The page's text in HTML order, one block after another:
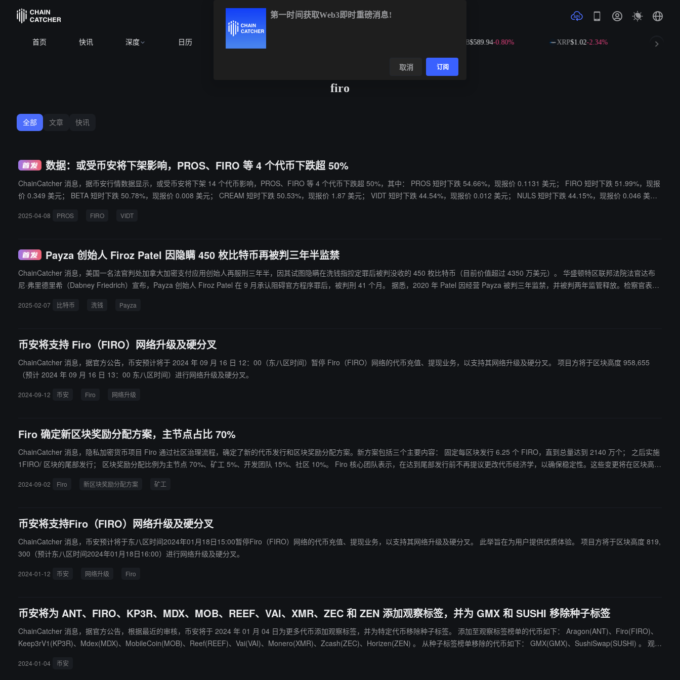
首页 快讯 深度 日历 $589.94 -0.80% XRP$1.02 -2.34% SOL
firo
全部 文章 快讯
数据：或受币安将下架影响，PROS、FIRO 等 4 个代币下跌超 50%
ChainCatcher 消息，据币安行情数据显示，或受币安将下架 14 个代币影响，PROS、FIRO 等 4 个代币下跌超 50%，其中： PROS 短时下跌 54.66%，现报价 0.1131 美元； FIRO 短时下跌 51.99%，现报
价 0.349 美元； BETA 短时下跌 50.78%，现报价 0.008 美元； CREAM 短时下跌 50.53%，现报价 1.87 美元； VIDT 短时下跌 44.54%，现报价 0.012 美元； NULS 短时下跌 44.15%，现报价 0.046 美
2025-04-08 PROS FIRO VIDT
Payza 创始人 Firoz Patel 因隐瞒 450 枚比特币再被判三年半监禁
ChainCatcher 消息，美国一名法官判处加拿大加密支付应用创始人再服刑三年半，因其试图隐瞒在洗钱指控定罪后被判没收的 450 枚比特币（目前价值超过 4350 万美元）。 华盛顿特区联邦法院法官达布
尼·弗里德里希（Dabney Friedrich）宣布，Payza 创始人 Firoz Patel 在 9 月承认阻碍官方程序罪后，被判刑 41 个月。 据悉，2020 年 Patel 因经营 Payza 被判三年监禁，并被判两年监管释放。检察官表
2025-02-07 比特币 洗钱 Payza
币安将支持 Firo（FIRO）网络升级及硬分叉
ChainCatcher 消息，据官方公告，币安预计将于 2024 年 09 月 16 日 12：00（东八区时间）暂停 Firo（FIRO）网络的代币充值、提现业务，以支持其网络升级及硬分叉。 项目方将于区块高度 958,655
（预计 2024 年 09 月 16 日 13：00 东八区时间）进行网络升级及硬分叉。
2024-09-12 币安 Firo 网络升级
Firo 确定新区块奖励分配方案，主节点占比 70%
ChainCatcher 消息，隐私加密货币项目 Firo 通过社区治理流程，确定了新的代币发行和区块奖励分配方案。新方案包括三个主要内容： 固定每区块发行 6.25 个 FIRO，直到总量达到 2140 万个； 之后实施
1FIRO/ 区块的尾部发行； 区块奖励分配比例为主节点 70%、矿工 5%、开发团队 15%、社区 10%。 Firo 核心团队表示，在达到尾部发行前不再提议更改代币经济学，以确保稳定性。这些变更将在区块高度
2024-09-02 Firo 新区块奖励分配方案 矿工
币安将支持Firo（FIRO）网络升级及硬分叉
ChainCatcher 消息，币安预计将于东八区时间2024年01月18日15:00暂停Firo（FIRO）网络的代币充值、提现业务，以支持其网络升级及硬分叉。 此举旨在为用户提供优质体验。 项目方将于区块高度 819,
300（预计东八区时间2024年01月18日16:00）进行网络升级及硬分叉。
2024-01-12 币安 网络升级 Firo
币安将为 ANT、FIRO、KP3R、MDX、MOB、REEF、VAI、XMR、ZEC 和 ZEN 添加观察标签，并为 GMX 和 SUSHI 移除种子标签
ChainCatcher 消息，据官方公告，根据最近的审核，币安将于 2024 年 01 月 04 日为更多代币添加观察标签，并为特定代币移除种子标签。 添加至观察标签榜单的代币如下： Aragon(ANT)、Firo(FIRO)、
Keep3rV1(KP3R)、Mdex(MDX)、MobileCoin(MOB)、Reef(REEF)、Vai(VAI)、Monero(XMR)、Zcash(ZEC)、Horizen(ZEN) 。 从种子标签榜单移除的代币如下： GMX(GMX)、SushiSwap(SUSHI) 。 观察
标准，如果没有改善，会有可能被下架。与此同时，种子标签适用于具创新性的项目代币，相较于其他上市代币，这些代币可能会有更高的波动性和风险。
2024-01-04 币安
第一时间获取Web3即时重磅消息!
取消 订阅